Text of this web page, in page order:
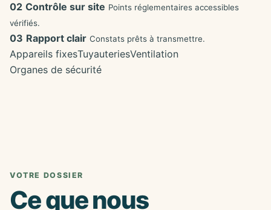
02 Contrôle sur site Points réglementaires accessibles
vérifiés.
03 Rapport clair Constats prêts à transmettre.
Appareils fixesTuyauteriesVentilation
Organes de sécurité
VOTRE DOSSIER
Ce que nous